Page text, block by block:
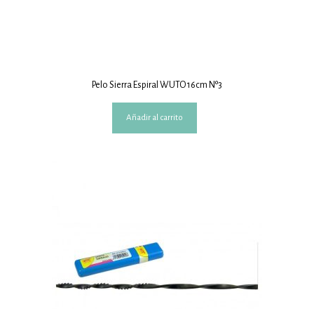
Pelo Sierra Espiral WUTO 16cm Nº3
Añadir al carrito